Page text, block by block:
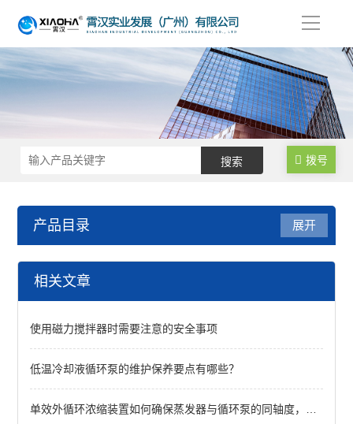
导
拨号
产品目录
磁力搅拌器
磁力搅拌加热套
集热式磁力搅拌器
展开
相关文章
使用磁力搅拌器时需要注意的安全事项
低温冷却液循环泵的维护保养要点有哪些？
单效外循环浓缩装置如何确保蒸发器与循环泵的同轴度，避免振动？